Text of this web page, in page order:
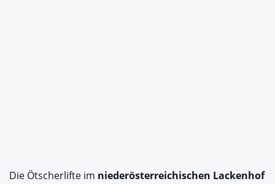
Die Ötscherlifte im niederösterreichischen Lackenhof